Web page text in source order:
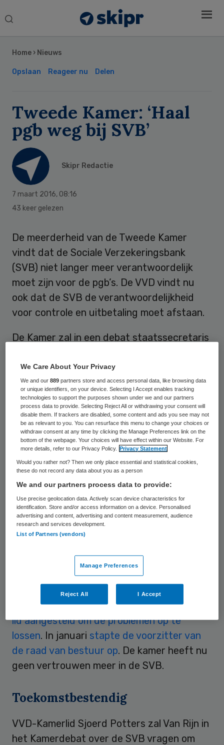
Search
Home › Nieuws
Opslaan Reageer nu Delen
Tweede Kamer: ‘Haal
pgb weg bij SVB’
Skipr Redactie
7 maart 2016, 08:16
43 keer gelezen
De meerderheid van de Tweede Kamer
vindt dat de Sociale Verzekeringsbank
(SVB) niet langer meer verantwoordelijk
moet zijn voor de pgb’s. De VVD vindt nu
ook dat de SVB de verantwoordelijkheid
voor controle en uitbetaling moet afstaan.
De Kamer zal in een debat staatssecretaris
pgb’s zo snel mogelijk op te lossen,
schrijft het AD op 7 maart. Doormodderen
met de SVB is geen optie, zo vinden de
meeste partijen. Omdat coalitiepartijen VVD
en PvdA dat nu ook vinden, is er een ruime
kamermeerderheid voor veranderingen in de
pgb-uitvoering.
Rvb
Sinds de SVB de persoonsgebonden
budgetten uitbetaalt en controleert,
geen of te weinig geld en hulpbehoevenden
kwamen in de problemen. De fouten hebben
onder andere te maken met een gebrekkig
computersysteem. In april werd er een
lid aangesteld om de problemen op te
lossen. In januari stapte de voorzitter van
de raad van bestuur op. De kamer heeft nu
geen vertrouwen meer in de SVB.
Toekomstbestendig
VVD-Kamerlid Sjoerd Potters zal Van Rijn in
het Kamerdebat over de SVB vragen om
Sidebar
We Care About Your Privacy
We and our889 partners store and access personal data, like browsing data
or unique identifiers, on your device. Selecting I Accept enables tracking
technologies to support the purposes shown under we and our partners
process data to provide. Selecting Reject All or withdrawing your consent will
disable them. If trackers are disabled, some content and ads you see may not
be as relevant to you. You can resurface this menu to change your choices or
withdraw consent at any time by clicking the Manage Preferences link on the
bottom of the webpage. Your choices will have effect within our Website. For
more details, refer to our Privacy Policy.
Privacy Statement
Would you rather not? Then we only place essential and statistical cookies,
these do not record any data about you as a person
We and our partners process data to provide:
Use precise geolocation data. Actively scan device characteristics for
identification. Store and/or access information on a device. Personalised
advertising and content, advertising and content measurement, audience
research and services development.
List of Partners (vendors)
Manage Preferences
Reject All I Accept